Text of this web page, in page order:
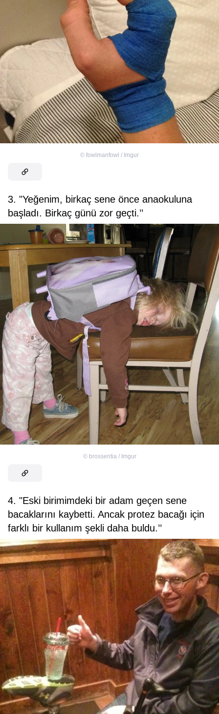
© fowlmanfowl / Imgur
3. "Yeğenim, birkaç sene önce anaokuluna
başladı. Birkaç günü zor geçti.’’
© brossentia / Imgur
4. "Eski birimimdeki bir adam geçen sene
bacaklarını kaybetti. Ancak protez bacağı için
farklı bir kullanım şekli daha buldu.’’